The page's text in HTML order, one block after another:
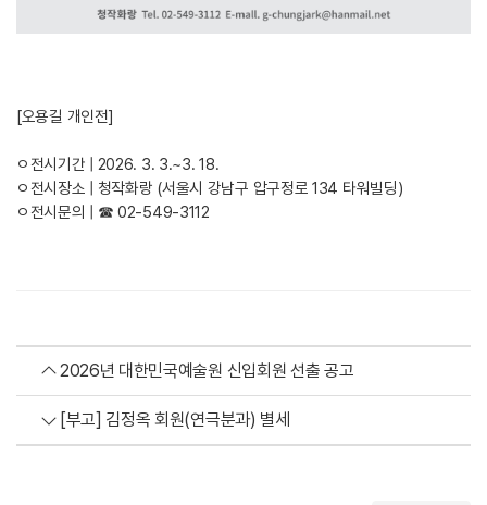
[오용길 개인전]
ㅇ전시기간 | 2026. 3. 3.~3. 18.
ㅇ전시장소 | 청작화랑 (서울시 강남구 압구정로 134 타워빌딩)
ㅇ전시문의 | ☎ 02-549-3112
2026년 대한민국예술원 신입회원 선출 공고
[부고] 김정옥 회원(연극분과) 별세